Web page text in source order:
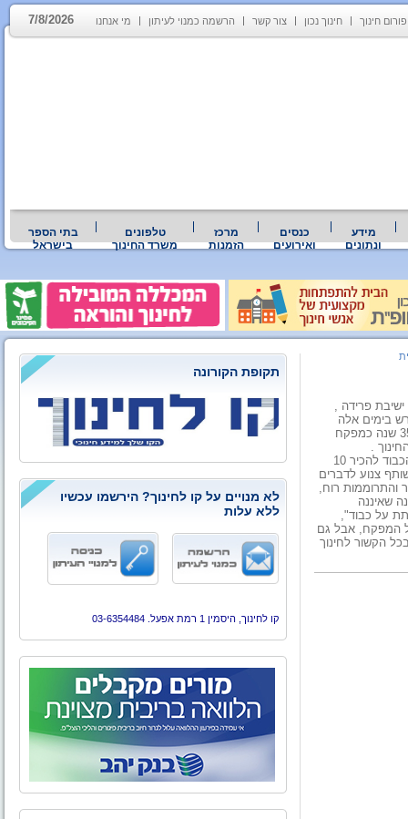
פורום חינוך חינוך נכון צור קשר הרשמה כמנוי לעיתון מי אנחנו 7/8/2026
מידע
ונתונים
כנסים
ואירועים
מרכז
הזמנות
טלפונים
משרד החינוך
בתי הספר
בישראל
ישיבת פרידה ,
המחוזי על המגזר הערבי . דיאב, בן 66 , פורש בימים אלה
לגימלאות בתום 46 שנות עבודה כמורה , מנהל ומפקח . דיאב כיהן 35 שנה כמפקח
.
בדברי הפרידה אמר דיאב , כי בתקופה של 35 שנה בפיקוח, היה לו הכבוד להכיר 10
הייתי עד ראייה ושותף צנוע לדברים
והתרוממות רוח,
שאיננה
על כבוד",
המפקח, אבל גם
הקשור לחינוך
תקופת הקורונה
לא מנויים על קו לחינוך? הירשמו עכשיו
ללא עלות
קו לחינוך, היסמין 1 רמת אפעל. 03-6354484